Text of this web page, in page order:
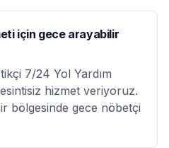
için gece arayabilir
7/24 Yol Yardım
hizmet veriyoruz.
bölgesinde gece nöbetçi